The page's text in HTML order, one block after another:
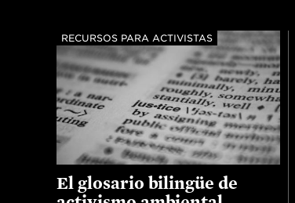
RECURSOS PARA ACTIVISTAS
El glosario bilingüe de